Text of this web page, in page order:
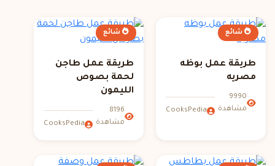
شائع
طريقة عمل بوظه
مصريه
9990
مشاهدة
CooksPedia
شائع
طريقة عمل طاجن
لحمة بصوص
الليمون
8196
مشاهدة
CooksPedia